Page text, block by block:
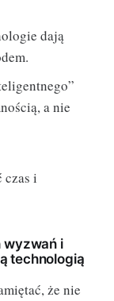
dają
a nie
czas i
wyzwań i
technologią
że nie